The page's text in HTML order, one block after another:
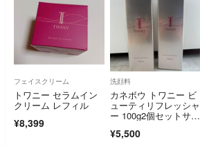
フェイスクリーム
トワニー セラムイン
クリーム レフィル
¥8,399
洗顔料
カネボウ トワニー ビ
ューティリフレッシャ
ー 100g2個セットサン
¥5,500